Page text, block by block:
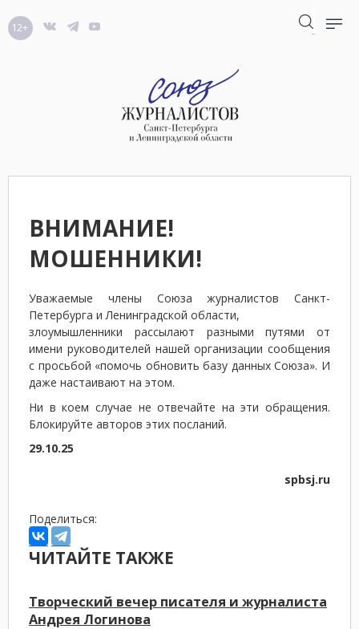
12+
ВНИМАНИЕ!
МОШЕННИКИ!
Уважаемые члены Союза журналистов Санкт-
Петербурга и Ленинградской области,
злоумышленники рассылают разными путями от
имени руководителей нашей организации сообщения
с просьбой «помочь обновить базу данных Союза». И
даже настаивают на этом.
Ни в коем случае не отвечайте на эти обращения.
Блокируйте авторов этих посланий.
29.10.25
spbsj.ru
Поделиться:
ЧИТАЙТЕ ТАКЖЕ
Творческий вечер писателя и журналиста
Андрея Логинова